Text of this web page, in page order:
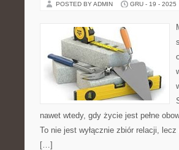
POSTED BY ADMIN GRU - 19 - 2025
nawet wtedy, gdy życie jest pełne
To nie jest wyłącznie zbiór relacji,
[…]